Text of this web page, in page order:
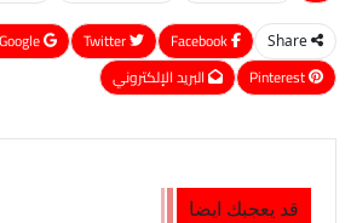
Share
Google+
Pinterest
البريد الإلكتروني
قد يعجبك ايضا